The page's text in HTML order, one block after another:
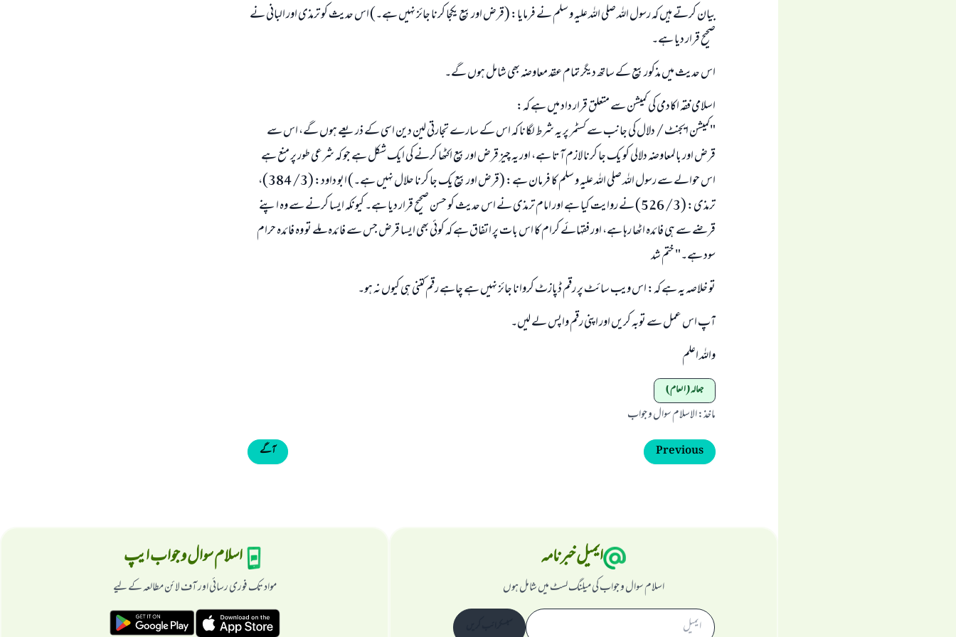
بیان کرتے ہیں کہ رسول اللہ صلی اللہ علیہ و سلم نے فرمایا: (قرض اور بیع یکجا کرنا جائز نہیں ہے۔) اس حدیث کو ترمذی اور البانی نے
صحیح قرار دیا ہے۔
اس حدیث میں مذکور بیع کے ساتھ دیگر تمام عقد معاوضہ بھی شامل ہوں گے۔
اسلامی فقہ اکادمی کی کمیشن سے متعلق قرار داد میں ہے کہ:
"کمیشن ایجنٹ / دلال کی جانب سے کسٹمر پر یہ شرط لگانا کہ اس کے سارے تجارتی لین دین اسی کے ذریعے ہوں گے، اس سے
قرض اور بالمعاوضہ دلالی کو یک جا کرنا لازم آتا ہے، اور یہ چیز قرض اور بیع اکٹھا کرنے کی ایک شکل ہے جو کہ شرعی طور پر منع ہے
اس حوالے سے رسول اللہ صلی اللہ علیہ و سلم کا فرمان ہے: (قرض اور بیع یک جا کرنا حلال نہیں ہے۔) ابو داود: (3/ 384)،
ترمذی: (3/ 526) نے روایت کیا ہے اور امام ترمذی نے اس حدیث کو حسن صحیح قرار دیا ہے۔ کیونکہ ایسا کرنے سے وہ اپنے
قرضے سے ہی فائدہ اٹھا رہا ہے، اور فقہائے کرام کا اس بات پر اتفاق ہے کہ کوئی بھی ایسا قرض جس سے فائدہ ملے تو وہ فائدہ حرام
سود ہے۔" ختم شد
تو خلاصہ یہ ہے کہ: اس ویب سائٹ پر رقم ڈپازٹ کروانا جائز نہیں ہے چاہے رقم کتنی ہی کیوں نہ ہو۔
آپ اس عمل سے توبہ کریں اور اپنی رقم واپس لے لیں۔
واللہ اعلم
جعالہ (انعام)
ماخذ:الاسلام سوال و جواب
Previous آگے
ایمیل خبرنامہ
اسلام سوال و جواب کی میلنگ لسٹ میں شامل ہوں
اسلام سوال و جواب ایپ
مواد تک فوری رسائی اور آف لائن مطالعہ کے لیے